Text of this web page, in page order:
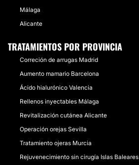
Málaga
Alicante
TRATAMIENTOS POR PROVINCIA
Correción de arrugas Madrid
Aumento mamario Barcelona
Ácido hialurónico Valencia
Rellenos inyectables Málaga
Revitalización cutánea Alicante
Operación orejas Sevilla
Tratamiento ojeras Murcia
Rejuvenecimiento sin cirugía Islas Baleares